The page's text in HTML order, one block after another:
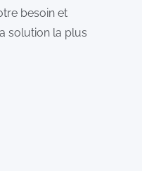
besoin et
solution la plus